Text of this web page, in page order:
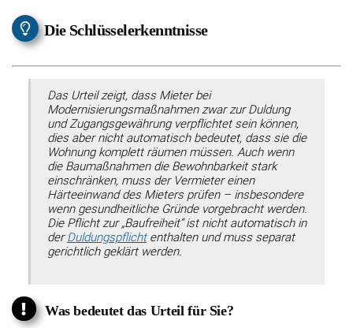
Die Schlüsselerkenntnisse
Das Urteil zeigt, dass Mieter bei
Modernisierungsmaßnahmen zwar zur Duldung
und Zugangsgewährung verpflichtet sein können,
dies aber nicht automatisch bedeutet, dass sie die
Wohnung komplett räumen müssen. Auch wenn
die Baumaßnahmen die Bewohnbarkeit stark
einschränken, muss der Vermieter einen
Härteeinwand des Mieters prüfen – insbesondere
wenn gesundheitliche Gründe vorgebracht werden.
Die Pflicht zur „Baufreiheit“ ist nicht automatisch in
derDuldungspflichtenthalten und muss separat
gerichtlich geklärt werden.
Was bedeutet das Urteil für Sie?